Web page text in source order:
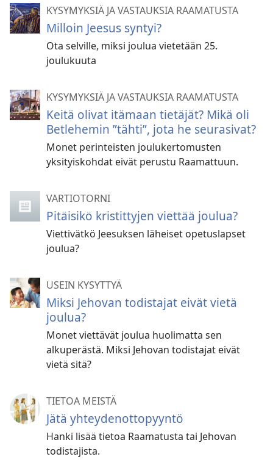
KYSYMYKSIÄ JA VASTAUKSIA RAAMATUSTA
Milloin Jeesus syntyi?
Ota selville, miksi joulua vietetään 25.
joulukuuta
KYSYMYKSIÄ JA VASTAUKSIA RAAMATUSTA
Keitä olivat itämaan tietäjät? Mikä oli
Betlehemin ”tähti”, jota he seurasivat?
Monet perinteisten joulukertomusten
yksityiskohdat eivät perustu Raamattuun.
VARTIOTORNI
Pitäisikö kristittyjen viettää joulua?
Viettivätkö Jeesuksen läheiset opetuslapset
joulua?
USEIN KYSYTTYÄ
Miksi Jehovan todistajat eivät vietä
joulua?
Monet viettävät joulua huolimatta sen
alkuperästä. Miksi Jehovan todistajat eivät
vietä sitä?
TIETOA MEISTÄ
Jätä yhteydenottopyyntö
Hanki lisää tietoa Raamatusta tai Jehovan
todistajista.